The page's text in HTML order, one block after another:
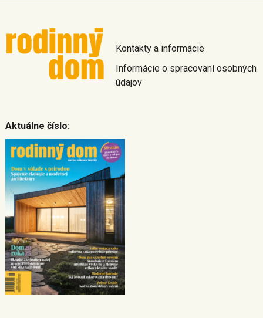
Kontakty a informácie
Informácie o spracovaní osobných
údajov
Aktuálne číslo: